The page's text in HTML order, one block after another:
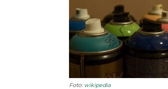
Foto: wikipedia